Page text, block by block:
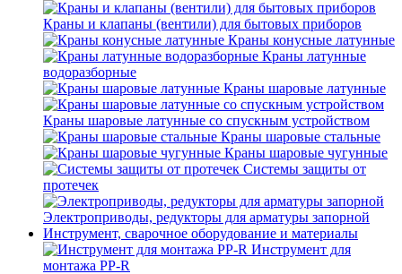
Краны и клапаны (вентили) для бытовых приборов
Краны конусные латунные
Краны латунные
водоразборные
Краны шаровые латунные
Краны шаровые латунные со спускным устройством
Краны шаровые стальные
Краны шаровые чугунные
Системы защиты от
протечек
Электроприводы, редукторы для арматуры запорной
Инструмент, сварочное оборудование и материалы
Инструмент для
монтажа PP-R